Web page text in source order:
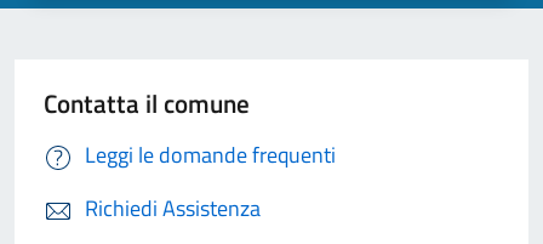
Contatta il comune
Leggi le domande frequenti
Richiedi Assistenza